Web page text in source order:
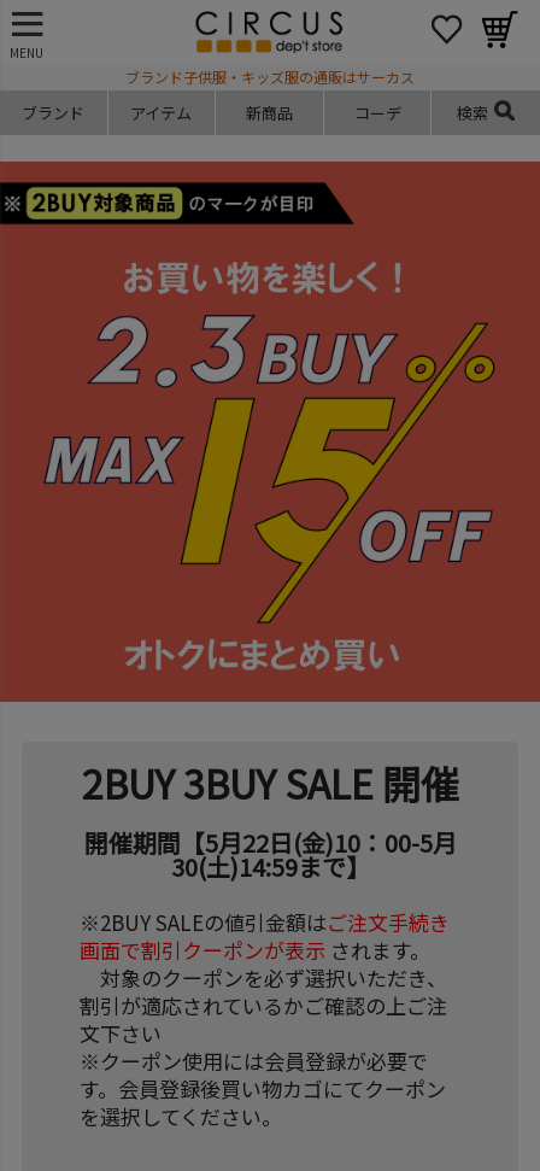
MENU
ブランド子供服・キッズ服の通販はサーカス
ブランド アイテム 新商品 コーデ 検索
2BUY 3BUY SALE 開催
開催期間【5月22日(金)10：00-5月
30(土)14:59まで】
※2BUY SALEの値引金額はご注文手続き
画面で割引クーポンが表示 されます。
対象のクーポンを必ず選択いただき、
割引が適応されているかご確認の上ご注
文下さい
※クーポン使用には会員登録が必要で
す。会員登録後買い物カゴにてクーポン
を選択してください。